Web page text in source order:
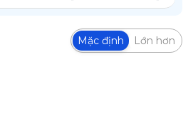
Mặc định Lớn hơn